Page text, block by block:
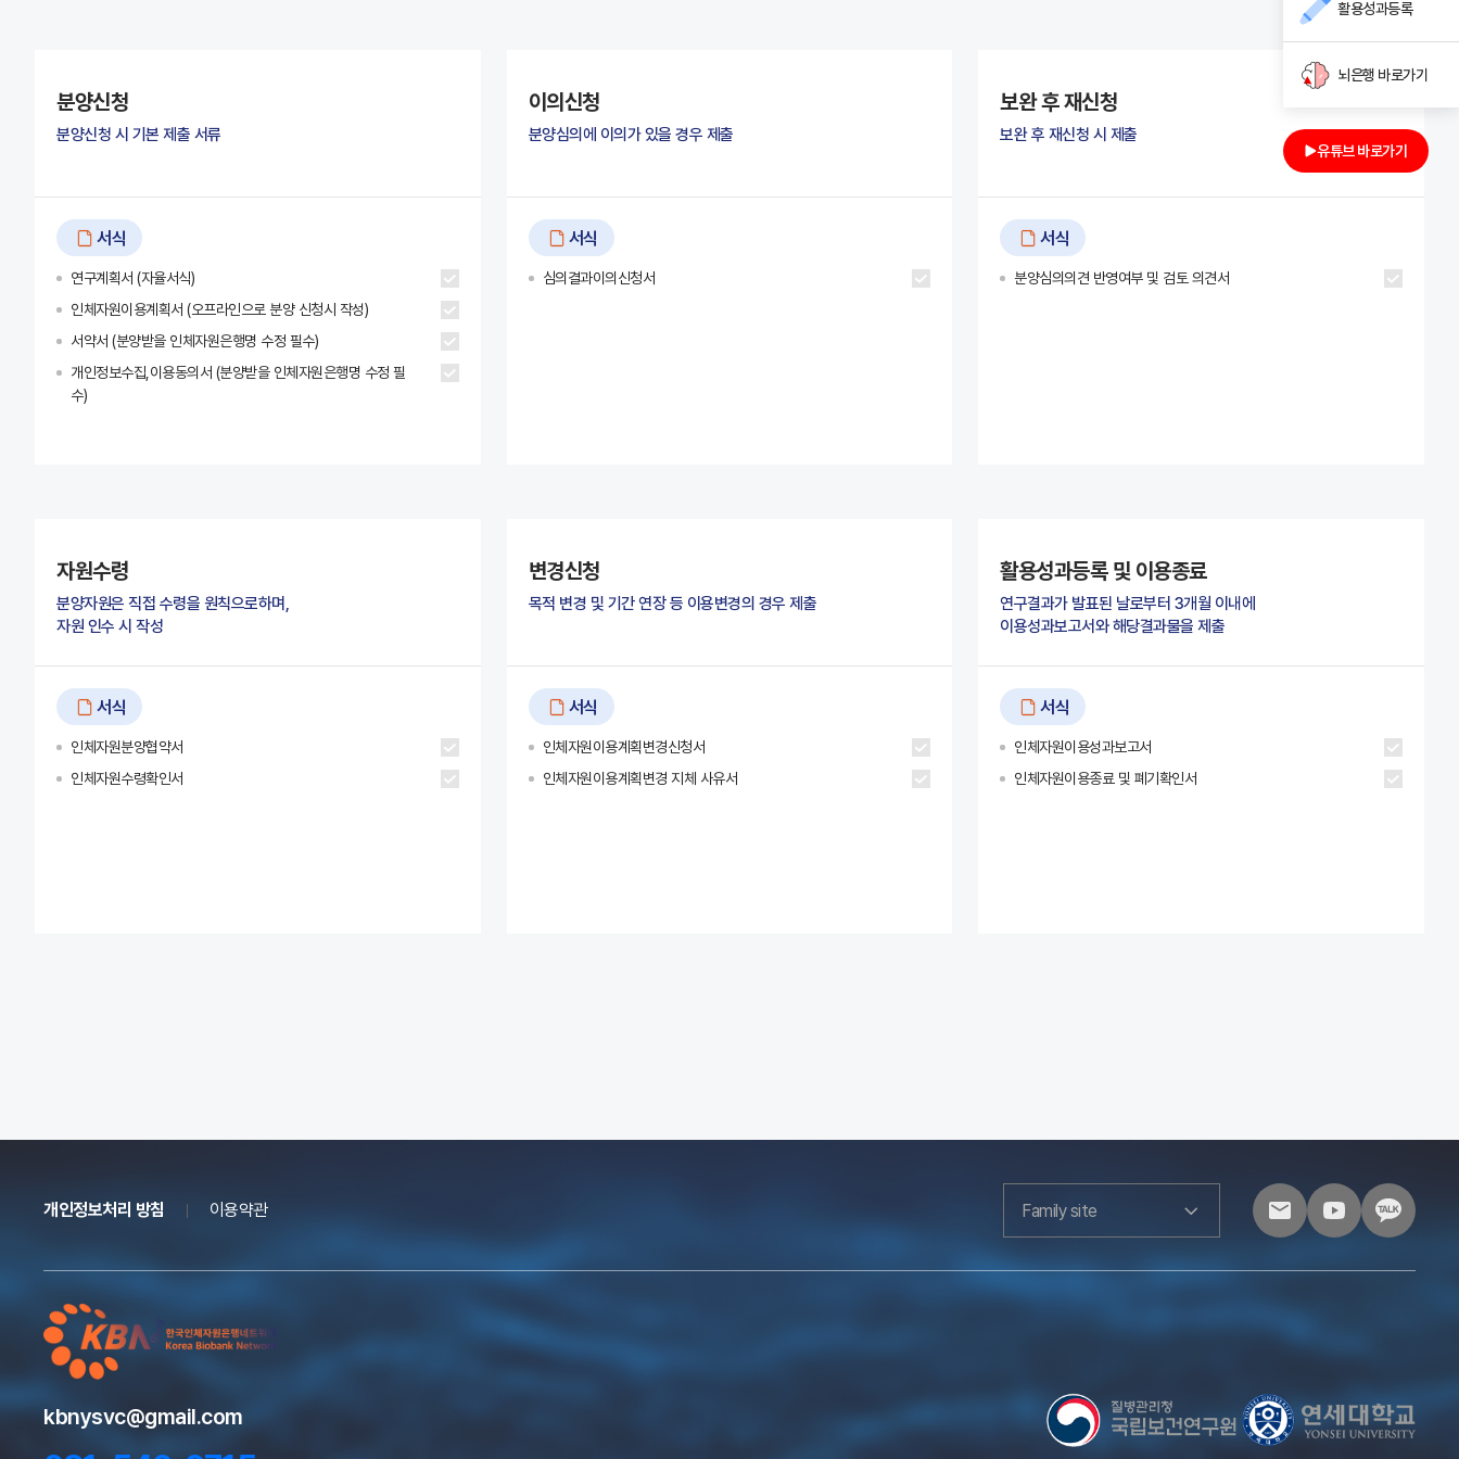
분양신청
분양신청 시 기본 제출 서류
서식
연구계획서 (자율서식)
인체자원이용계획서 (오프라인으로 분양 신청시 작성)
서약서 (분양받을 인체자원은행명 수정 필수)
개인정보수집,이용동의서 (분양받을 인체자원은행명 수정 필
수)
이의신청
분양심의에 이의가 있을 경우 제출
서식
심의결과이의신청서
보완 후 재신청
보완 후 재신청 시 제출
서식
분양심의의견 반영여부 및 검토 의견서
자원수령
분양자원은 직접 수령을 원칙으로하며,
자원 인수 시 작성
서식
인체자원분양협약서
인체자원수령확인서
변경신청
목적 변경 및 기간 연장 등 이용변경의 경우 제출
서식
인체자원이용계획변경신청서
인체자원이용계획변경 지체 사유서
활용성과등록 및 이용종료
연구결과가 발표된 날로부터 3개월 이내에
이용성과보고서와 해당결과물을 제출
서식
인체자원이용성과보고서
인체자원이용종료 및 폐기확인서
개인정보처리 방침 이용약관 Family site
kbnysvc@gmail.com
활용성과등록
뇌은행 바로가기
유튜브 바로가기